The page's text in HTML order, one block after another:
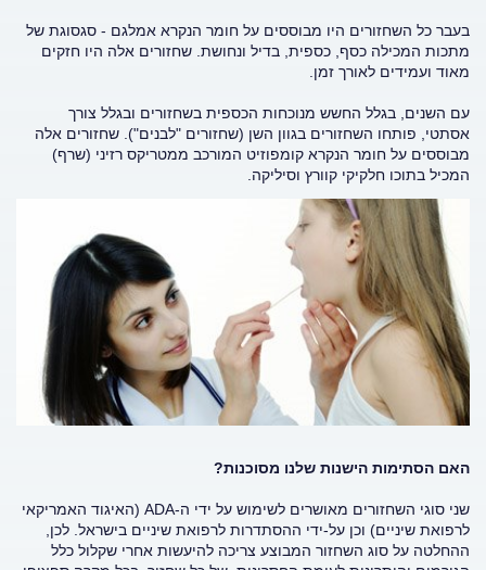
בעבר כל השחזורים היו מבוססים על חומר הנקרא אמלגם - סגסוגת של
מתכות המכילה כסף, כספית, בדיל ונחושת. שחזורים אלה היו חזקים
מאוד ועמידים לאורך זמן.
עם השנים, בגלל החשש מנוכחות הכספית בשחזורים ובגלל צורך
אסתטי, פותחו השחזורים בגוון השן (שחזורים "לבנים"). שחזורים אלה
מבוססים על חומר הנקרא קומפוזיט המורכב ממטריקס רזיני (שרף)
המכיל בתוכו חלקיקי קוורץ וסיליקה.
האם הסתימות הישנות שלנו מסוכנות?
שני סוגי השחזורים מאושרים לשימוש על ידי ה-ADA (האיגוד האמריקאי
לרפואת שיניים) וכן על-ידי ההסתדרות לרפואת שיניים בישראל. לכן,
ההחלטה על סוג השחזור המבוצע צריכה להיעשות אחרי שקלול כלל